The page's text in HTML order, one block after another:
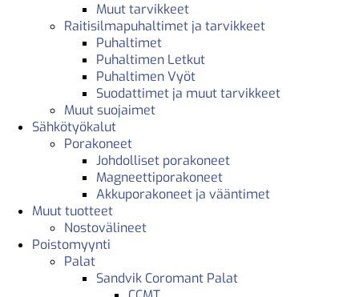
Muut tarvikkeet
Raitisilmapuhaltimet ja tarvikkeet
Puhaltimet
Puhaltimen Letkut
Puhaltimen Vyöt
Suodattimet ja muut tarvikkeet
Muut suojaimet
Sähkötyökalut
Porakoneet
Johdolliset porakoneet
Magneettiporakoneet
Akkuporakoneet ja vääntimet
Muut tuotteet
Nostovälineet
Poistomyynti
Palat
Sandvik Coromant Palat